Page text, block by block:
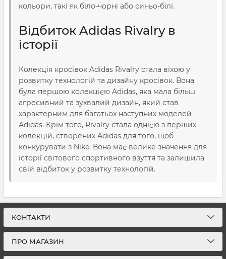
кольори, такі як біло-чорні або синьо-білі.
Відбиток Adidas Rivalry в
історії
Колекція кросівок Adidas Rivalry стала віхою у
розвитку технологій та дизайну кросівок. Вона
була першою колекцією Adidas, яка мала більш
агресивний та зухвалий дизайн, який став
характерним для багатьох наступних моделей
Adidas. Крім того, Rivalry стала однією з перших
колекцій, створених Adidas для того, щоб
конкурувати з Nike. Вона має велике значення для
історії світового спортивного взуття та залишила
свій відбиток у розвитку технологій.
КОНТАКТИ
ПРО МАГАЗИН